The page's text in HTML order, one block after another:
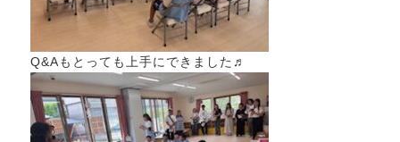
Q&Aもとっても上手にできました♬